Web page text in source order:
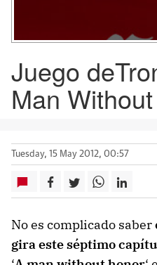
Juego
Man
Tuesday, 15 May 2012, 00:57
No es complicado saber
gira este séptimo